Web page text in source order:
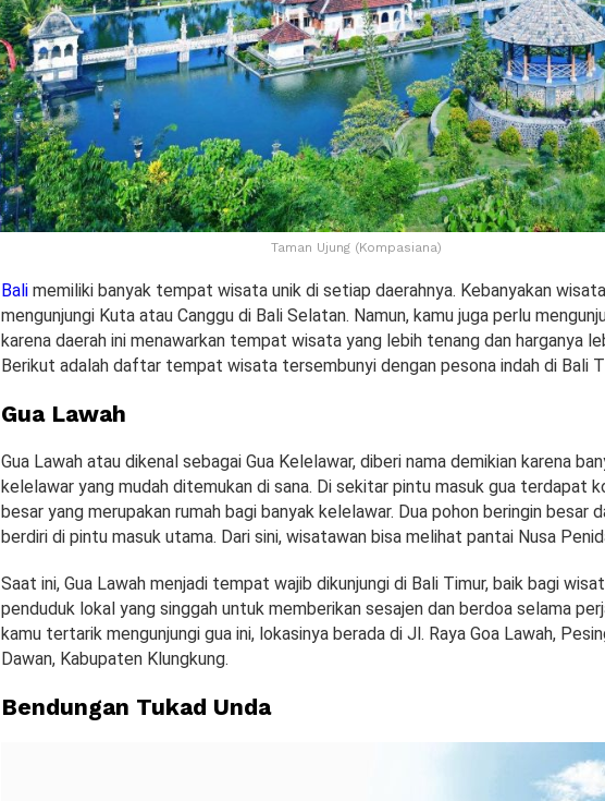
Taman Ujung (Kompasiana)
Bali memiliki banyak tempat wisata unik di setiap daerahnya. Kebanyakan
mengunjungi Kuta atau Canggu di Bali Selatan. Namun, kamu juga perlu
karena daerah ini menawarkan tempat wisata yang lebih tenang dan harganya
Berikut adalah daftar tempat wisata tersembunyi dengan pesona indah di Bali
Gua Lawah
Gua Lawah atau dikenal sebagai Gua Kelelawar, diberi nama demikian karena
kelelawar yang mudah ditemukan di sana. Di sekitar pintu masuk gua terdapat
besar yang merupakan rumah bagi banyak kelelawar. Dua pohon beringin besar
berdiri di pintu masuk utama. Dari sini, wisatawan bisa melihat pantai Nusa
Saat ini, Gua Lawah menjadi tempat wajib dikunjungi di Bali Timur, baik bagi
penduduk lokal yang singgah untuk memberikan sesajen dan berdoa selama
kamu tertarik mengunjungi gua ini, lokasinya berada di Jl. Raya Goa Lawah,
Dawan, Kabupaten Klungkung.
Bendungan Tukad Unda